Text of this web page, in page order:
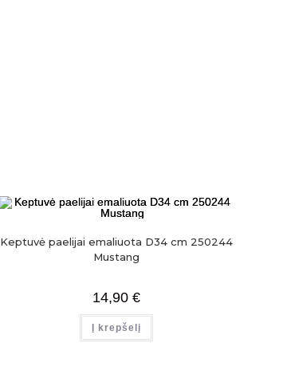
Keptuvė paelijai emaliuota D34 cm 250244
Mustang
14,90 €
Į krepšelį